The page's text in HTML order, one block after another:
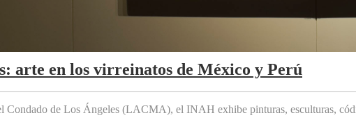
arte en los virreinatos de México y Perú
Condado de Los Ángeles (LACMA), el INAH exhibe pinturas, esculturas,